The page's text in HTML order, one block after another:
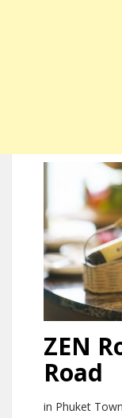
ZEN
Road
in Phuket Town